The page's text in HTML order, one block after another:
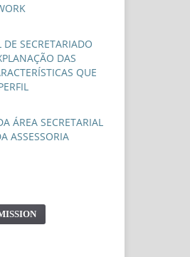
SECRETARIADO
DAS
QUE
ÁREA SECRETARIAL
ASSESSORIA